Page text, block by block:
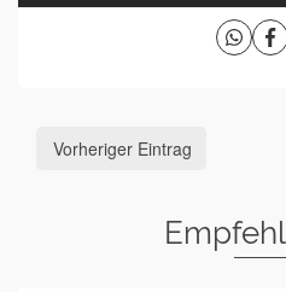
Vorheriger Eintrag